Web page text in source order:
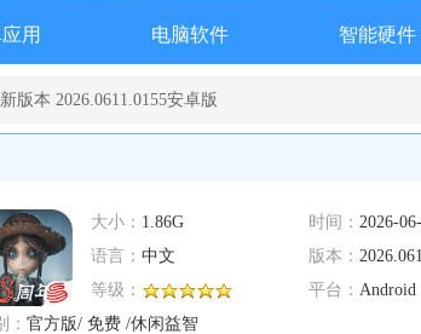
用 电脑软件 智能硬件
版本 2026.0611.0155安卓版
大小： 1.86G 时间： 2026-
语言： 中文 版本：
等级：
平台： Android
： 官方版/ 免费 /休闲益智